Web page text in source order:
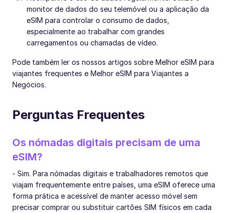
monitor de dados do seu telemóvel ou a aplicação da
eSIM para controlar o consumo de dados,
especialmente ao trabalhar com grandes
carregamentos ou chamadas de vídeo.
Pode também ler os nossos artigos sobre Melhor eSIM para
viajantes frequentes e Melhor eSIM para Viajantes a
Negócios.
Perguntas Frequentes
Os nómadas digitais precisam de uma
eSIM?
- Sim. Para nómadas digitais e trabalhadores remotos que
viajam frequentemente entre países, uma eSIM oferece uma
forma prática e acessível de manter acesso móvel sem
precisar comprar ou substituir cartões SIM físicos em cada